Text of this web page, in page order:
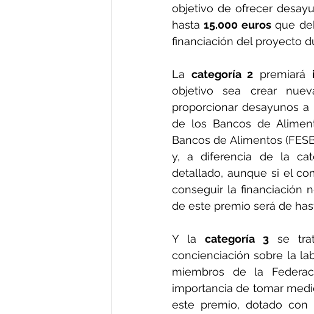
objetivo de ofrecer
hasta 15.000 euros que
financiación del proyecto
La categoría 2 premiará
objetivo sea crear
proporcionar desayunos
de los Bancos de
Bancos de Alimentos
y, a diferencia de la
detallado, aunque si el
conseguir la financiación
de este premio será de
Y la categoría 3 se
concienciación sobre la
miembros de la
importancia de tomar
este premio, dotado con